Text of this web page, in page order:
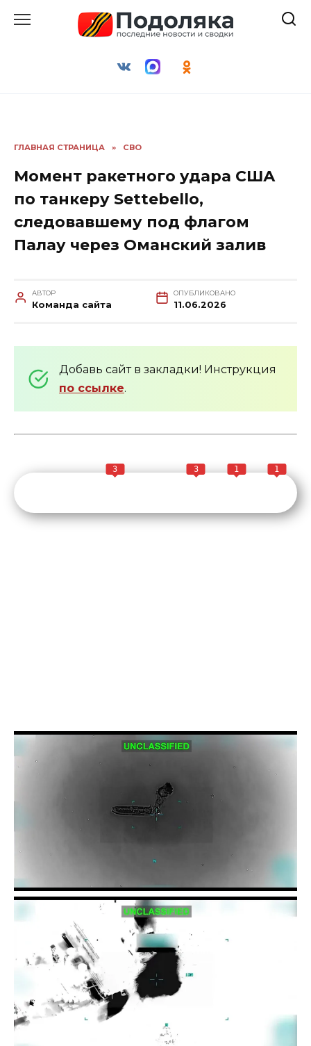
ГЛАВНАЯ СТРАНИЦА » СВО
Момент ракетного удара США
по танкеру Settebello,
следовавшему под флагом
Палау через Оманский залив
АВТОР
Команда сайта
ОПУБЛИКОВАНО
11.06.2026
Добавь сайт в закладки! Инструкция
по ссылке.
3 3 1 1